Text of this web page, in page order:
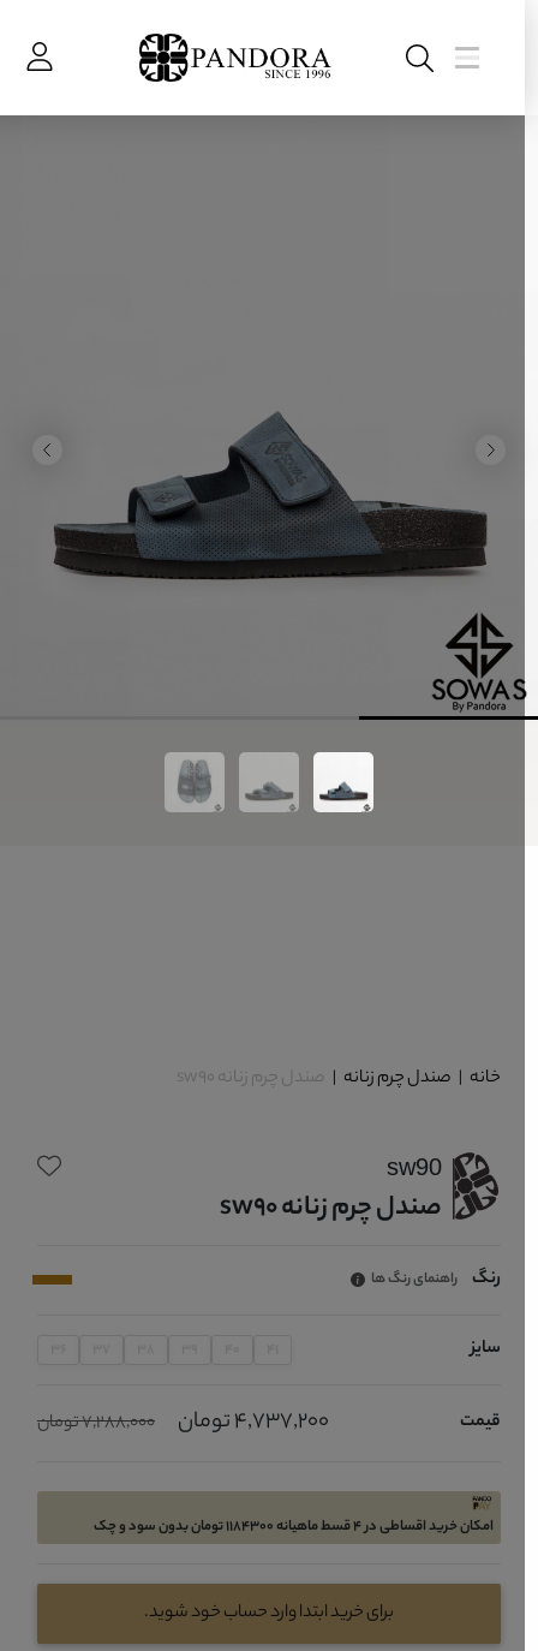
خانه | صندل چرم زنانه| صندل چرم زنانه sw90
sw90
صندل چرم زنانه sw90
رنگ راهنمای رنگ ها
سایز
قیمت 4,737,200 تومان 7,288,000 تومان
امکان خرید اقساطی در 4 قسط ماهیانه 1184300 تومان بدون سود و چک
برای خرید ابتدا وارد حساب خود شوید.